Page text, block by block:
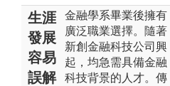
生涯
發展
容易
誤解
金融學系畢業後擁有
廣泛職業選擇。隨著
新創金融科技公司興
起，均急需具備金融
科技背景的人才。傳